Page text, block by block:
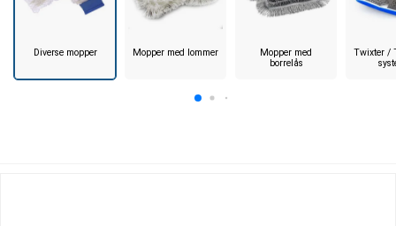
Diverse mopper Mopper med lommer
Mopper med
borrelås
Twixter /